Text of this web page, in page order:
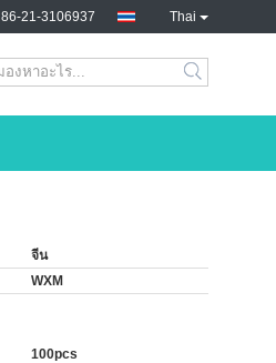
Thai
86-21-3106937
จีน
WXM
100pcs